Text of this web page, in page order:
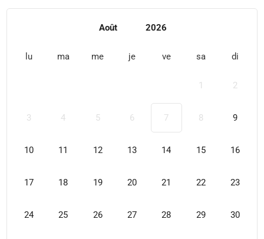
Août 2026
lu ma me je ve sa di
1 2
3 4 5 6 7 8 9
10 11 12 13 14 15 16
17 18 19 20 21 22 23
24 25 26 27 28 29 30